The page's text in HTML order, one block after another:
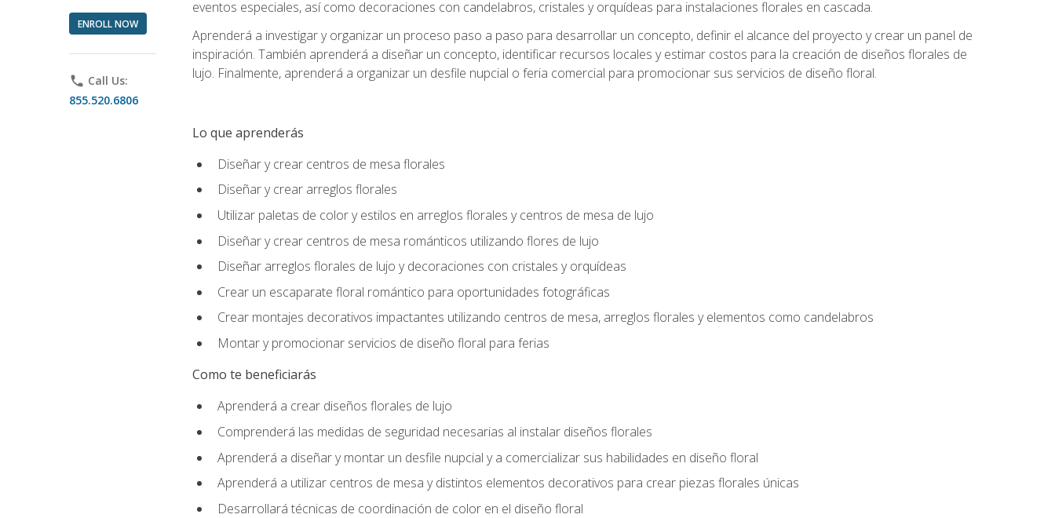
ENROLL NOW
phone Call Us:
855.520.6806
eventos especiales, así como decoraciones con candelabros, cristales y orquídeas para instalaciones florales en cascada.
Aprenderá a investigar y organizar un proceso paso a paso para desarrollar un concepto, definir el alcance del proyecto y crear un panel de
inspiración. También aprenderá a diseñar un concepto, identificar recursos locales y estimar costos para la creación de diseños florales de
lujo. Finalmente, aprenderá a organizar un desfile nupcial o feria comercial para promocionar sus servicios de diseño floral.
Lo que aprenderás
Diseñar y crear centros de mesa florales
Diseñar y crear arreglos florales
Utilizar paletas de color y estilos en arreglos florales y centros de mesa de lujo
Diseñar y crear centros de mesa románticos utilizando flores de lujo
Diseñar arreglos florales de lujo y decoraciones con cristales y orquídeas
Crear un escaparate floral romántico para oportunidades fotográficas
Crear montajes decorativos impactantes utilizando centros de mesa, arreglos florales y elementos como candelabros
Montar y promocionar servicios de diseño floral para ferias
Como te beneficiarás
Aprenderá a crear diseños florales de lujo
Comprenderá las medidas de seguridad necesarias al instalar diseños florales
Aprenderá a diseñar y montar un desfile nupcial y a comercializar sus habilidades en diseño floral
Aprenderá a utilizar centros de mesa y distintos elementos decorativos para crear piezas florales únicas
Desarrollará técnicas de coordinación de color en el diseño floral